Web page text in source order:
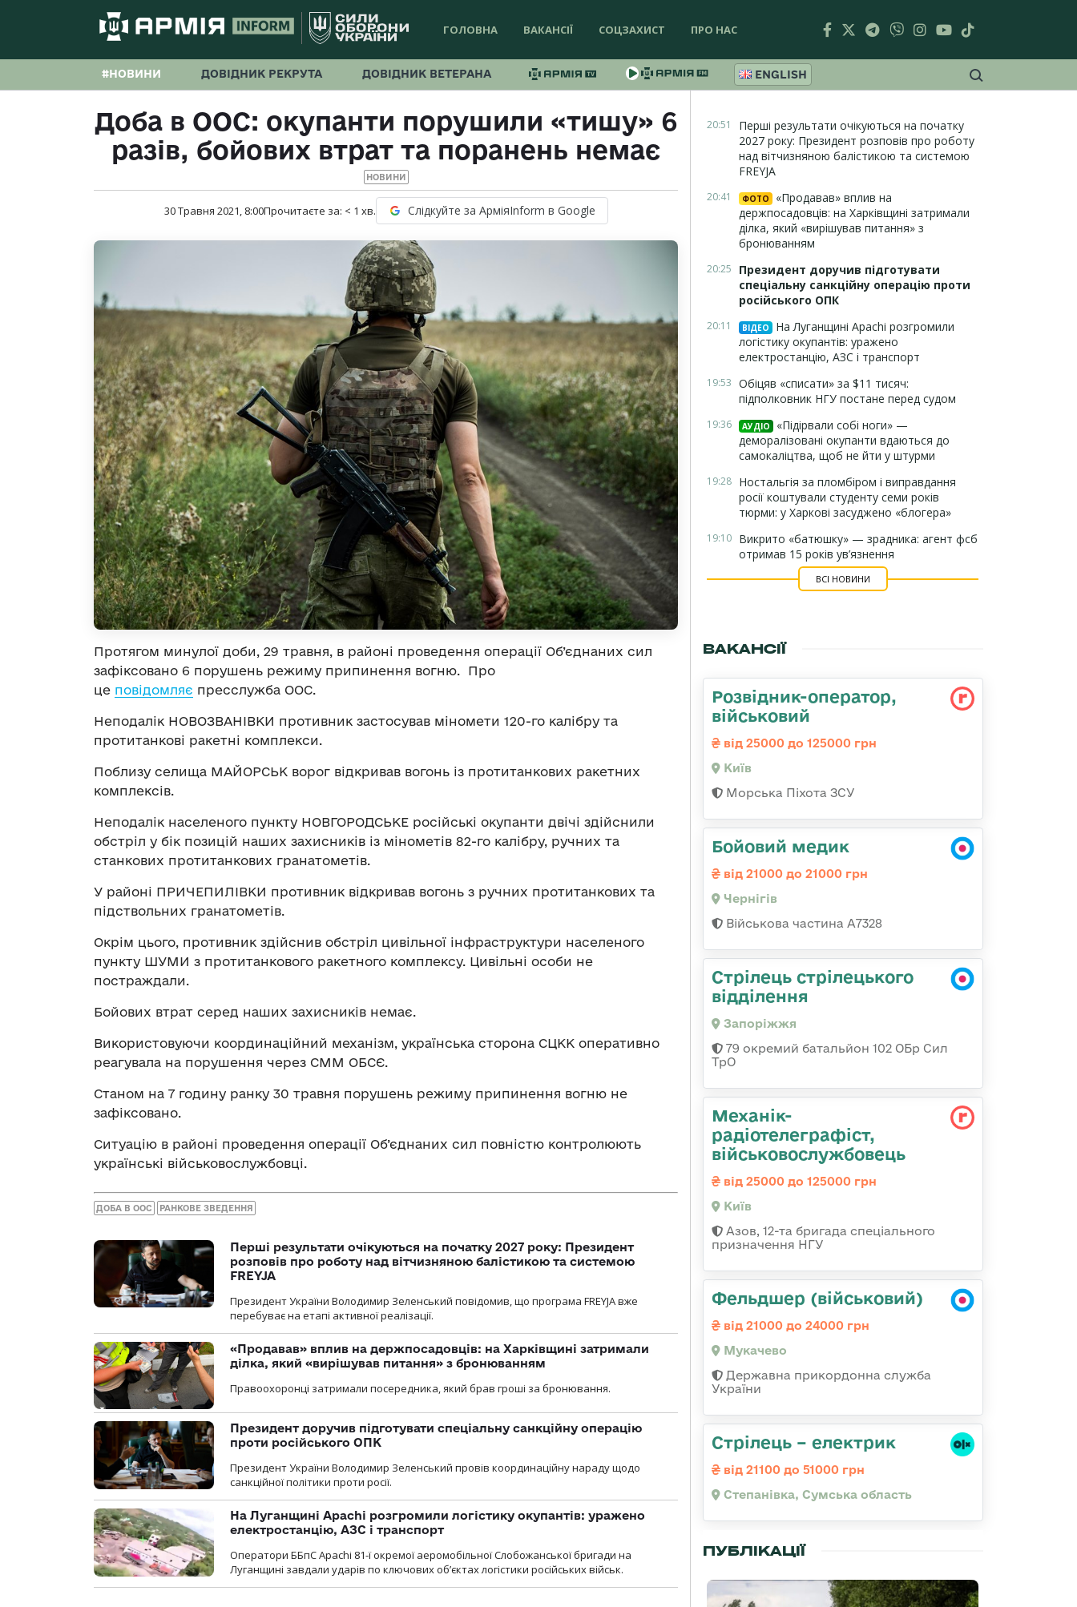
ГОЛОВНА ВАКАНСІЇ СОЦЗАХИСТ ПРО НАС
#НОВИНИ ДОВІДНИК РЕКРУТА ДОВІДНИК ВЕТЕРАНА ENGLISH
Доба в ООС: окупанти порушили «тишу» 6
разів, бойових втрат та поранень немає
НОВИНИ
30 Травня 2021, 8:00Прочитаєте за: < 1 хв. Слідкуйте за АрміяInform в Google
Протягом минулої доби, 29 травня, в районі проведення операції Об’єднаних сил
зафіксовано 6 порушень режиму припинення вогню. Про
це повідомляє пресслужба ООС.
Неподалік НОВОЗВАНІВКИ противник застосував міномети 120-го калібру та
протитанкові ракетні комплекси.
Поблизу селища МАЙОРСЬК ворог відкривав вогонь із протитанкових ракетних
комплексів.
Неподалік населеного пункту НОВГОРОДСЬКЕ російські окупанти двічі здійснили
обстріл у бік позицій наших захисників із мінометів 82-го калібру, ручних та
станкових протитанкових гранатометів.
У районі ПРИЧЕПИЛІВКИ противник відкривав вогонь з ручних протитанкових та
підствольних гранатометів.
Окрім цього, противник здійснив обстріл цивільної інфраструктури населеного
пункту ШУМИ з протитанкового ракетного комплексу. Цивільні особи не
постраждали.
Бойових втрат серед наших захисників немає.
Використовуючи координаційний механізм, українська сторона СЦКК оперативно
реагувала на порушення через СММ ОБСЄ.
Станом на 7 годину ранку 30 травня порушень режиму припинення вогню не
зафіксовано.
Ситуацію в районі проведення операції Об’єднаних сил повністю контролюють
українські військовослужбовці.
ДОБА В ООС РАНКОВЕ ЗВЕДЕННЯ
Перші результати очікуються на початку 2027 року: Президент
розповів про роботу над вітчизняною балістикою та системою
FREYJA
Президент України Володимир Зеленський повідомив, що програма FREYJA вже
перебуває на етапі активної реалізації.
«Продавав» вплив на держпосадовців: на Харківщині затримали
ділка, який «вирішував питання» з бронюванням
Правоохоронці затримали посередника, який брав гроші за бронювання.
Президент доручив підготувати спеціальну санкційну операцію
проти російського ОПК
Президент України Володимир Зеленський провів координаційну нараду щодо
санкційної політики проти росії.
На Луганщині Apachi розгромили логістику окупантів: уражено
електростанцію, АЗС і транспорт
Оператори ББпС Apachi 81-ї окремої аеромобільної Слобожанської бригади на
Луганщині завдали ударів по ключових об’єктах логістики російських військ.
20:51
Перші результати очікуються на початку
2027 року: Президент розповів про роботу
над вітчизняною балістикою та системою
FREYJA
20:41 ФОТО
«Продавав» вплив на
держпосадовців: на Харківщині затримали
ділка, який «вирішував питання» з
бронюванням
20:25
Президент доручив підготувати
спеціальну санкційну операцію проти
російського ОПК
20:11 ВІДЕО
На Луганщині Apachi розгромили
логістику окупантів: уражено
електростанцію, АЗС і транспорт
19:53 Обіцяв «списати» за $11 тисяч:
підполковник НГУ постане перед судом
19:36 АУДІО
«Підірвали собі ноги» —
деморалізовані окупанти вдаються до
самокаліцтва, щоб не йти у штурми
19:28 Ностальгія за пломбіром і виправдання
росії коштували студенту семи років
тюрми: у Харкові засуджено «блогера»
19:10 Викрито «батюшку» — зрадника: агент фсб
отримав 15 років ув’язнення
ВСІ НОВИНИ
ВАКАНСІЇ
Розвідник-опеpатоp,
військовий
від 25000 до 125000 грн
Київ
Морська Піхота ЗСУ
Бойовий медик
від 21000 до 21000 грн
Чернігів
Військова частина А7328
Стрілець стрілецького
відділення
Запоріжжя
79 окремий батальйон 102 ОБр Сил
ТрО
Механік-
радіотелеграфіст,
військовослужбовець
від 25000 до 125000 грн
Київ
Азов, 12-та бригада спеціального
призначення НГУ
Фельдшер (військовий)
від 21000 до 24000 грн
Мукачево
Державна прикордонна служба
України
Стрілець – електрик
від 21100 до 51000 грн
Степанівка, Сумська область
ПУБЛІКАЦІЇ